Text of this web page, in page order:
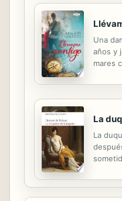
Una
años y
mares
La
La